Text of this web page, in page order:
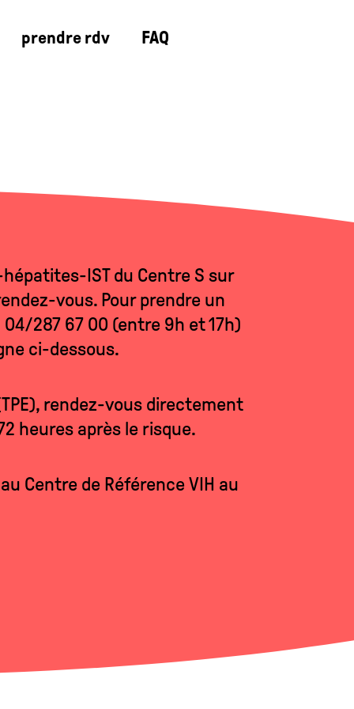
prendre rdv FAQ
IST du Centre S sur
vous. Pour prendre un
287 67 00 (entre 9h et 17h)
ci-dessous.
rendez-vous directement
heures après le risque.
Centre de Référence VIH au